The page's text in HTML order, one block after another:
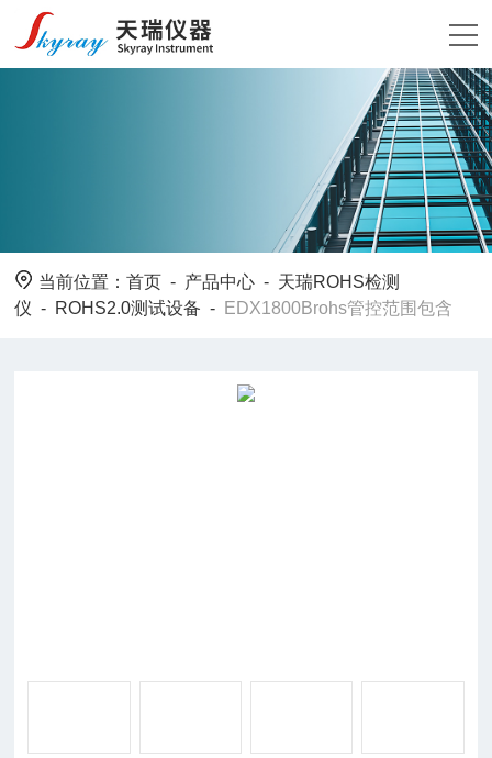
当前位置：首页 - 产品中心 - 天瑞ROHS检测
仪 - ROHS2.0测试设备 - EDX1800Brohs管控范围包含